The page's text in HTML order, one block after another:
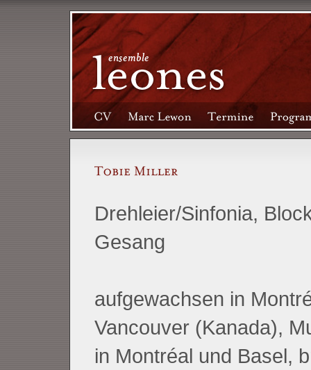
Drehleier/Sinfonia,
Gesang
aufgewachsen in
Vancouver (Kanada),
in Montréal und Basel,